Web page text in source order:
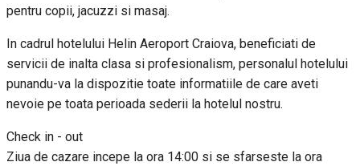
pentru copii, jacuzzi si masaj.
In cadrul hotelului Helin Aeroport Craiova, beneficiati de
servicii de inalta clasa si profesionalism, personalul hotelului
punandu-va la dispozitie toate informatiile de care aveti
nevoie pe toata perioada sederii la hotelul nostru.
Check in - out
Ziua de cazare incepe la ora 14:00 si se sfarseste la ora